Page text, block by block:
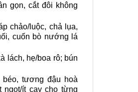
gọn, cắt đôi không
chảo/luộc, chả lụa,
cuốn bò nướng lá
lách, hẹ/boa rô; bún
tương đậu hoà
ngọt/ít cay cho từng